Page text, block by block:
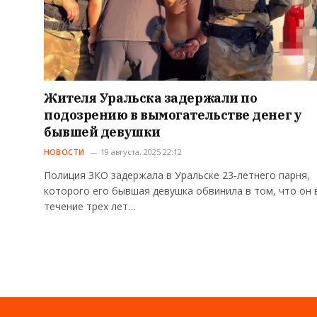
Жителя Уральска задержали по
подозрению в вымогательстве денег у
бывшей девушки
НОВОСТИ 19 августа, 2025 22:12
Полиция ЗКО задержала в Уральске 23-летнего парня,
которого его бывшая девушка обвинила в том, что он
течение трех лет…